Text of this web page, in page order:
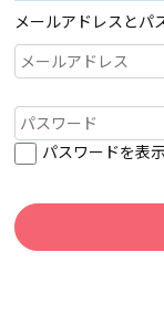
メールアドレスとパ
パスワードを表